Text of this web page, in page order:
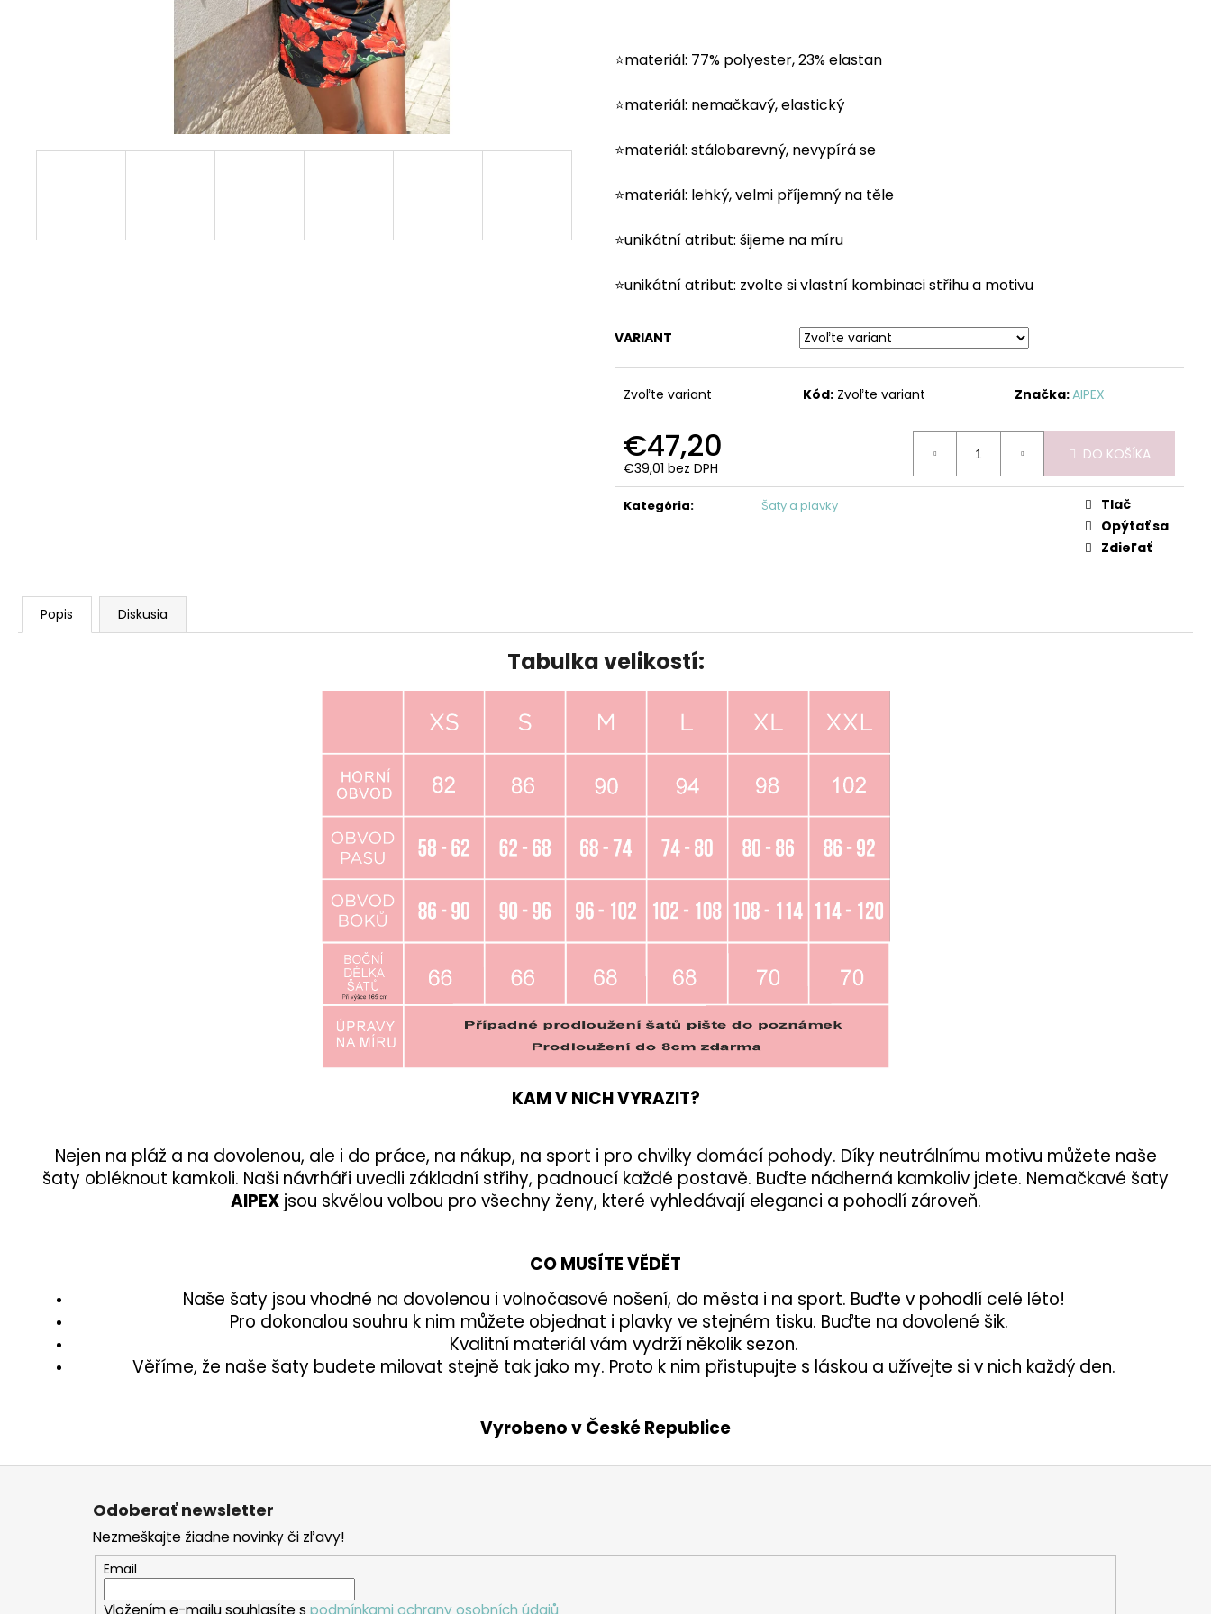
⭐materiál: 77% polyester, 23% elastan
⭐materiál: nemačkavý, elastický
⭐materiál: stálobarevný, nevypírá se
⭐materiál: lehký, velmi příjemný na těle
⭐unikátní atribut: šijeme na míru
⭐unikátní atribut: zvolte si vlastní kombinaci střihu a motivu
VARIANT
Zvoľte variant Kód: Zvoľte variant Značka:AIPEX
€47,20
€39,01 bez DPH
Jednotková
cena:
DO KOŠÍKA
Kategória: Šaty a plavky
Tlač
Opýtať sa
Zdieľať
Popis Diskusia
Tabulka velikostí:
KAM V NICH VYRAZIT?
Nejen na pláž a na dovolenou, ale i do práce, na nákup, na sport i pro chvilky domácí pohody. Díky neutrálnímu motivu můžete naše
šaty obléknout kamkoli. Naši návrháři uvedli základní střihy, padnoucí každé postavě. Buďte nádherná kamkoliv jdete. Nemačkavé šaty
AIPEXjsou skvělou volbou pro všechny ženy, které vyhledávají eleganci a pohodlí zároveň.
CO MUSÍTE VĚDĚT
Naše šaty jsou vhodné na dovolenou i volnočasové nošení, do města i na sport. Buďte v pohodlí celé léto!
Pro dokonalou souhru k nim můžete objednat i plavky ve stejném tisku. Buďte na dovolené šik.
Kvalitní materiál vám vydrží několik sezon.
Věříme, že naše šaty budete milovat stejně tak jako my. Proto k nim přistupujte s láskou a užívejte si v nich každý den.
Vyrobeno v České Republice
Odoberať newsletter
Nezmeškajte žiadne novinky či zľavy!
Email
Vložením e-mailu souhlasíte s podmínkami ochrany osobních údajů